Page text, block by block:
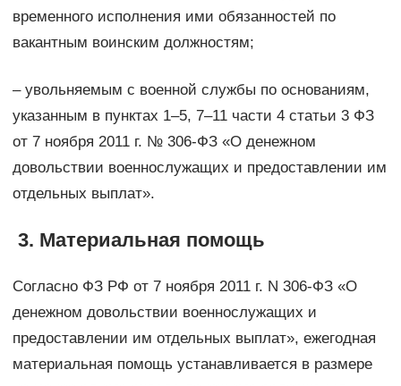
временного исполнения ими обязанностей по
вакантным воинским должностям;
– увольняемым с военной службы по основаниям,
указанным в пунктах 1–5, 7–11 части 4 статьи 3 ФЗ
от 7 ноября 2011 г. № 306-ФЗ «О денежном
довольствии военнослужащих и предоставлении им
отдельных выплат».
3. Материальная помощь
Согласно ФЗ РФ от 7 ноября 2011 г. N 306-ФЗ «О
денежном довольствии военнослужащих и
предоставлении им отдельных выплат», ежегодная
материальная помощь устанавливается в размере